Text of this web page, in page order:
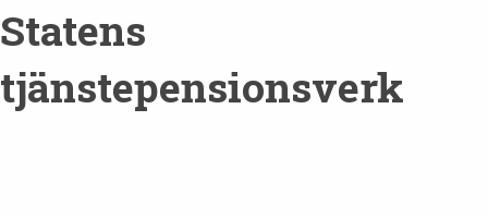
Statens
tjänstepensionsverk